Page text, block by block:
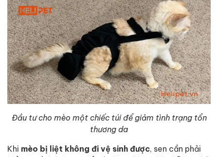
Đầu tư cho mèo một chiếc túi để giảm tình trạng tổn
thương da
Khi mèo bị liệt không đi vệ sinh được, sen cần phải